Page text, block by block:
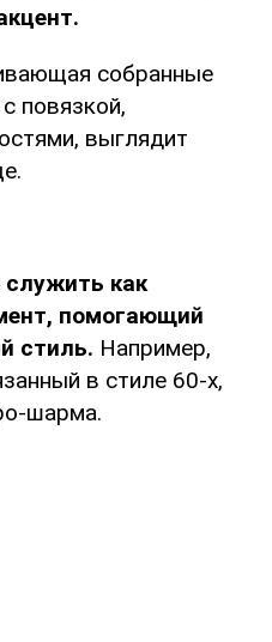
собранные
повязкой,
выглядит
как
помогающий
стиль. Например,
в стиле 60-х,
шарма.